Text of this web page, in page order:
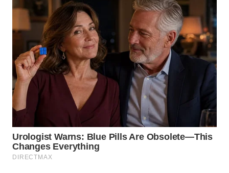
NET
PLN
WATCH
MKLI
LPKKI
KOPEKLIN